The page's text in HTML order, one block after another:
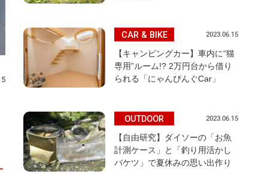
CAR & BIKE 2023.06.15
【キャンピングカー】車内に“猫
専用”ルーム!? 2万円台から借り
られる「にゃんぴんぐCar」
OUTDOOR 2023.06.15
【自由研究】ダイソーの「お魚
計測ケース」と「釣り用活かし
バケツ」で夏休みの思い出作り